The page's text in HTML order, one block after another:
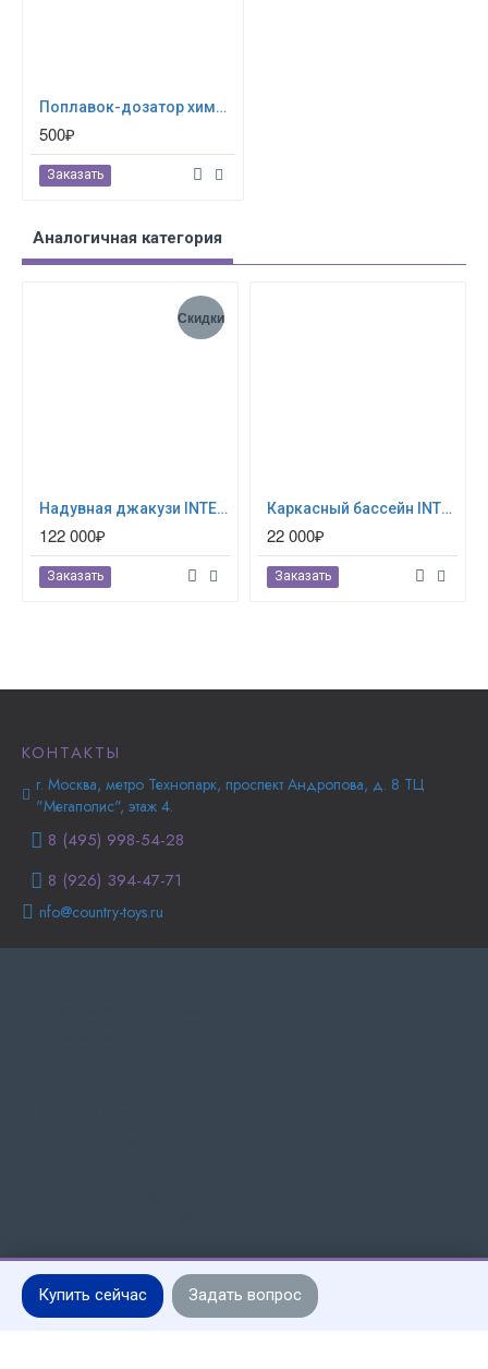
Купить сейчас Задать вопрос
Поплавок-дозатор химии для СПА-бассейнов Intex 29044
500₽
Заказать
Аналогичная категория
Скидки
Надувная джакузи INTEX PureSpa Jet and Bubble Deluxe 218x71см-6 персон ; артикул 28462
122 000₽
Заказать
Каркасный бассейн INTEX Prism Frame (круг) 3.66 х 1.22 м ; артикул 26718
22 000₽
Заказать
КОНТАКТЫ
г. Москва, метро Технопарк, проспект Андропова, д. 8 ТЦ
"Мегаполис", этаж 4.
8 (495) 998-54-28
8 (926) 394-47-71
nfo@country-toys.ru